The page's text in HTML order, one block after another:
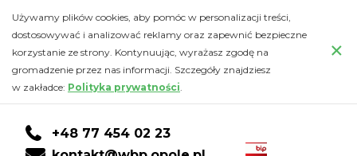
Kalendarz
Wojewódzka
Biblioteka
do
głównej
treści
DO
KONTA
CZYTELNIKA
DO
WYSZUKIWARKI
do
stopki
Używamy plików cookies, aby pomóc w personalizacji treści,
dostosowywać i analizować reklamy oraz zapewnić bezpieczne
korzystanie ze strony. Kontynuując, wyrażasz zgodę na
gromadzenie przez nas informacji. Szczegóły znajdziesz
w zakładce: Polityka prywatności.
×
+48 77 454 02 23